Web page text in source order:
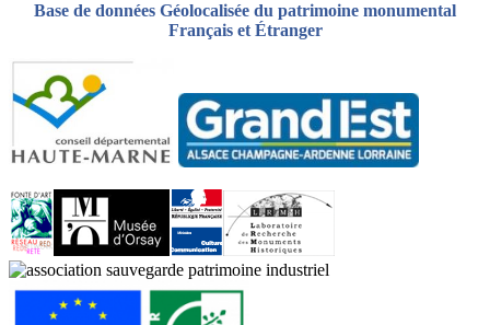
Base de données Géolocalisée du patrimoine monumental
Français et Étranger